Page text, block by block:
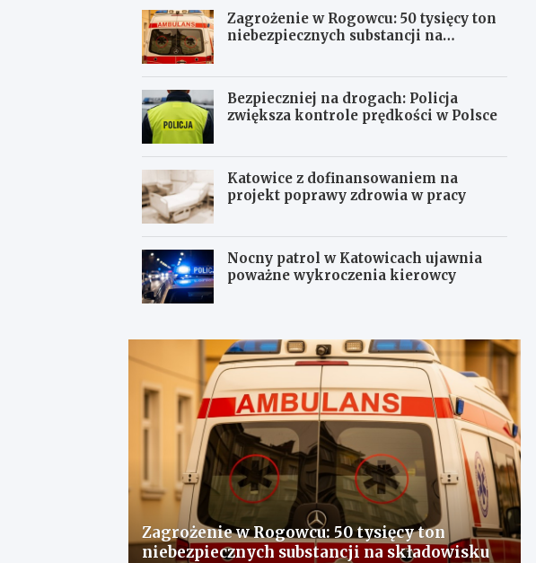
Zagrożenie w Rogowcu: 50 tysięcy ton
niebezpiecznych substancji na
Bezpieczniej na drogach: Policja
zwiększa kontrole prędkości w Polsce
Katowice z dofinansowaniem na
projekt poprawy zdrowia w pracy
Nocny patrol w Katowicach ujawnia
poważne wykroczenia kierowcy
Zagrożenie w Rogowcu: 50 tysięcy ton
niebezpiecznych substancji na składowisku